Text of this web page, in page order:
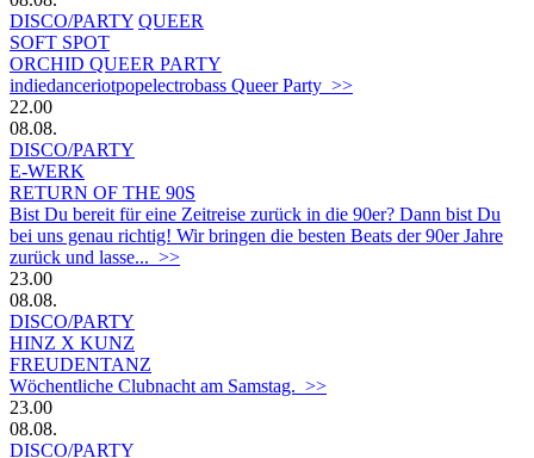
DISCO/PARTY QUEER
SOFT SPOT
ORCHID QUEER PARTY
indiedanceriotpopelectrobass Queer Party >>
22.00
08.08.
DISCO/PARTY
E-WERK
RETURN OF THE 90S
Bist Du bereit für eine Zeitreise zurück in die 90er? Dann bist Du
bei uns genau richtig! Wir bringen die besten Beats der 90er Jahre
zurück und lasse... >>
23.00
08.08.
DISCO/PARTY
HINZ X KUNZ
FREUDENTANZ
Wöchentliche Clubnacht am Samstag. >>
23.00
08.08.
DISCO/PARTY